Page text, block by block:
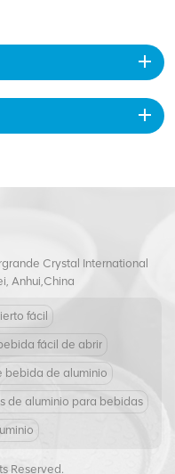
Crystal International
Anhui,China
fácil
fácil de abrir
bebida de aluminio
de aluminio para bebidas
Reserved.